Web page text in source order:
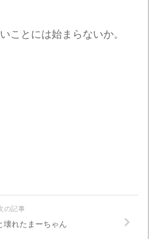
ことには始まらないか。
の記事
壊れたまーちゃん